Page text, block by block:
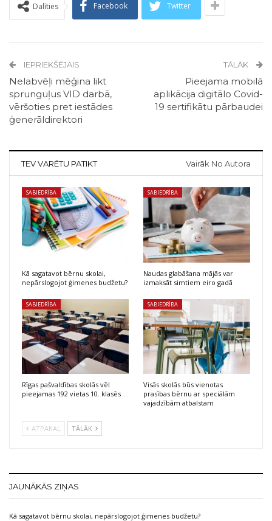
Dalīties Facebook Twitter
IEPRIEKŠĒJAIS
Nelabvēļi mēģina likt
sprunguļus VID darbā,
vēršoties pret iestādes
ģenerāldirektori
TĀLĀK
Pieejama mobilā
aplikācija digitālo Covid-
19 sertifikātu pārbaudei
TEV VARĒTU PATIKT Vairāk No Autora
SABIEDRĪBA
Kā sagatavot bērnu skolai,
nepārslogojot ģimenes budžetu?
SABIEDRĪBA
Naudas glabāšana mājās var
izmaksāt simtiem eiro gadā
SABIEDRĪBA
Rīgas pašvaldības skolās vēl
pieejamas 192 vietas 10. klasēs
SABIEDRĪBA
Visās skolās būs vienotas
prasības bērnu ar speciālām
vajadzībām atbalstam
ATPAKAĻ TĀLĀK
JAUNĀKĀS ZIŅAS
Kā sagatavot bērnu skolai, nepārslogojot ģimenes budžetu?